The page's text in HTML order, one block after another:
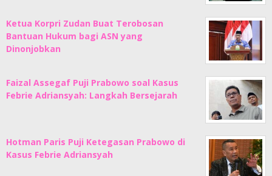
Ketua Korpri Zudan Buat Terobosan
Bantuan Hukum bagi ASN yang
Dinonjobkan
Faizal Assegaf Puji Prabowo soal Kasus
Febrie Adriansyah: Langkah Bersejarah
Hotman Paris Puji Ketegasan Prabowo di
Kasus Febrie Adriansyah